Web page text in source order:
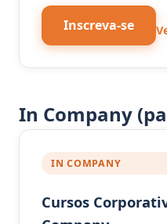
Inscreva-se
In Company
IN COMPANY
Cursos